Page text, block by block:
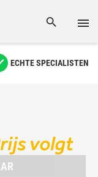
ECHTE SPECIALISTEN
volgt